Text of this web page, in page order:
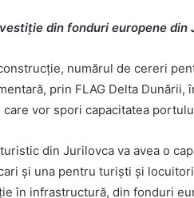
din fonduri europene din
numărul de cereri
prin FLAG Delta
care vor spori capacitatea
din Jurilovca va avea o
și una pentru turiști și
în infrastructură, din fonduri